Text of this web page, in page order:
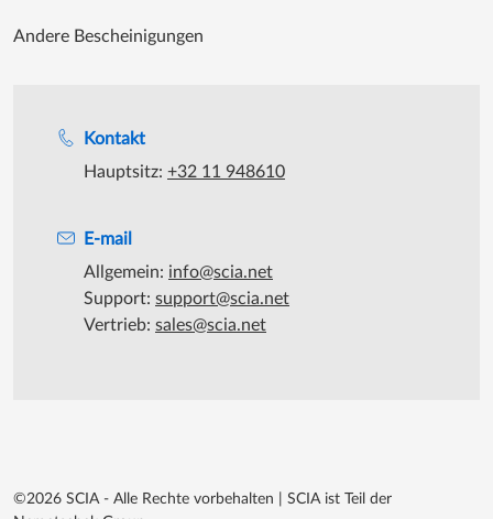
Kontakt
Hauptsitz: +32 11 948610
E-mail
Allgemein: info@scia.net
Support: support@scia.net
Vertrieb: sales@scia.net
Andere Bescheinigungen
©2026 SCIA - Alle Rechte vorbehalten
SCIA ist Teil der